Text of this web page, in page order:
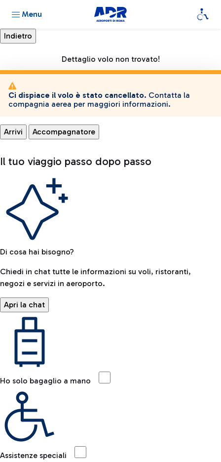
Menu
Dettaglio volo non trovato!
Ci dispiace il volo è stato cancellato. Contatta la
compagnia aerea per maggiori informazioni.
Arrivi Accompagnatore
Il tuo viaggio passo dopo passo
Di cosa hai bisogno?
Chiedi in chat tutte le informazioni su voli, ristoranti,
negozi e servizi in aeroporto.
Apri la chat
Ho solo bagaglio a mano
Assistenze speciali